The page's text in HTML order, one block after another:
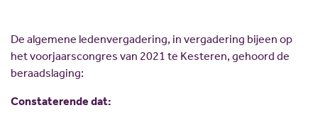
Lid worden
Doneren
Over SGP-jongeren
Over SGP-jongeren
Landelijke SGP
De algemene ledenvergadering, in vergadering bijeen op
het voorjaarscongres van 2021 te Kesteren, gehoord de
beraadslaging:
Constaterende dat: